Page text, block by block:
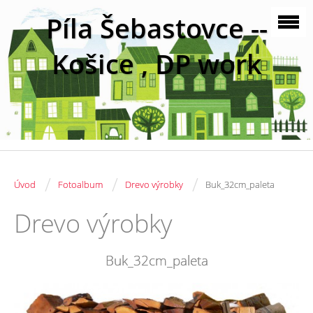
Píla Šebastovce --
Košice , DP work
Úvod / Fotoalbum / Drevo výrobky / Buk_32cm_paleta
Drevo výrobky
Buk_32cm_paleta